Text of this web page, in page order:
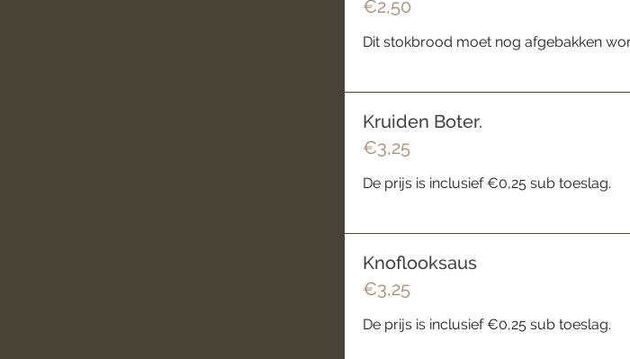
€2,50
Dit stokbrood moet nog afgebakken
Kruiden Boter.
€3,25
De prijs is inclusief €0,25 sub toeslag.
Knoflooksaus
€3,25
De prijs is inclusief €0,25 sub toeslag.